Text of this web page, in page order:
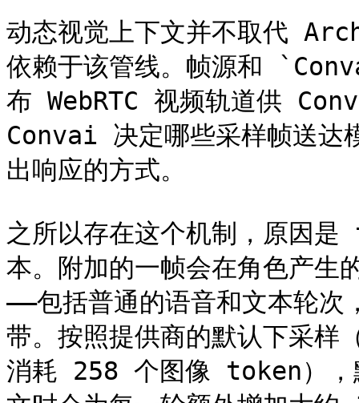
动态视觉上下文并不取代
依赖于该管线。帧源和
布 WebRTC 视频轨道供
Convai 决定哪些采样帧送达
出响应的方式。
之所以存在这个机制，原因
本。附加的一帧会在角色产
——包括普通的语音和文本轮次
带。按照提供商的默认下采
消耗 258 个图像 token），